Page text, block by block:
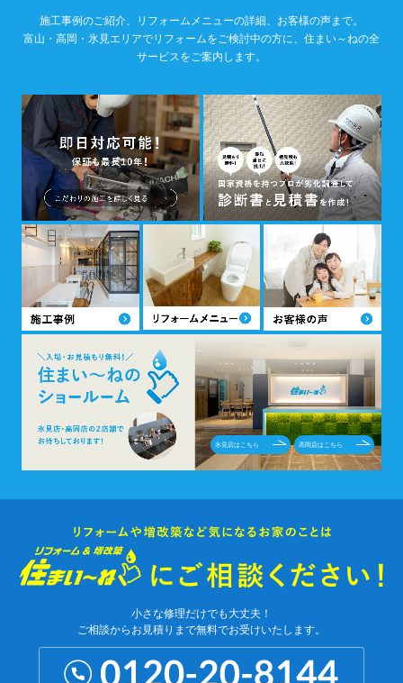
施工事例のご紹介、リフォームメニューの詳細、お客様の声まで。
富山・高岡・氷見エリアでリフォームをご検討中の方に、住まい～ねの全
サービスをご案内します。
氷見店はこちら 高岡店はこちら
小さな修理だけでも大丈夫！
ご相談からお見積りまで無料でお受けいたします。